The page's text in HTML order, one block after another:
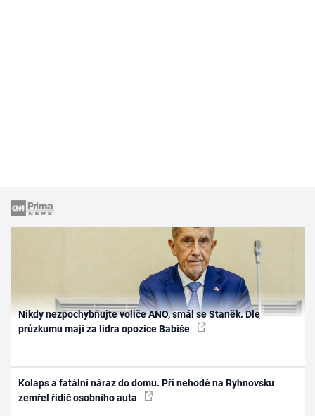
Nikdy nezpochybňujte voliče ANO, smál se Staněk. Dle
průzkumu mají za lídra opozice Babiše
Kolaps a fatální náraz do domu. Při nehodě na Ryhnovsku
zemřel řidič osobního auta